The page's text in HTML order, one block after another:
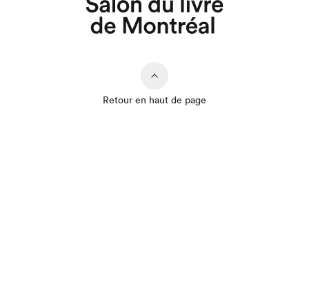
Retour en haut de page